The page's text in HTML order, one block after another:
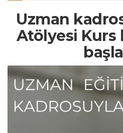
Uzman
Atölyesi Kurs